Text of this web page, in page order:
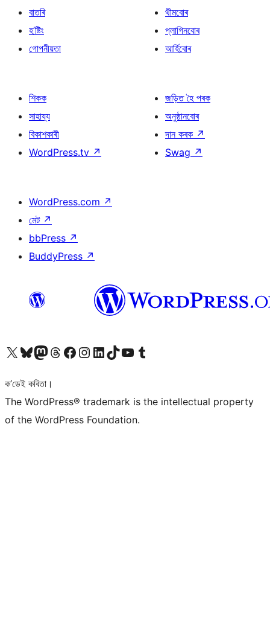
বাতৰি
হ’ষ্টিং
গোপনীয়তা
থীমবোৰ
প্লাগিনবোৰ
আৰ্হিবোৰ
শিকক
সাহায্য
বিকাশকাৰী
WordPress.tv ↗
জড়িত হৈ পৰক
অনুষ্ঠানবোৰ
দান কৰক ↗
Swag ↗
WordPress.com ↗
মেট ↗
bbPress ↗
BuddyPress ↗
আমাৰ X (আগৰ Twitter) একাউণ্টলৈ যাওকআমাৰ Bluesky একাউণ্টলৈ যাওকআমাৰ Mastodon একাউণ্টলৈ যাওকআমাৰ Threads একাউণ্টলৈ যাওকআমাৰ Facebook পৃষ্ঠালৈ যাওকআমাৰ Instagram একাউণ্টলৈ যাওকআমাৰ LinkedIn একাউণ্টলৈ যাওকআমাৰ TikTok একাউণ্টলৈ যাওকআমাৰ YouTube চেনেললৈ যাওকআমাৰ Tumblr একাউণ্টলৈ যাওক
ক’ডেই কবিতা।
The WordPress® trademark is the intellectual property
of the WordPress Foundation.